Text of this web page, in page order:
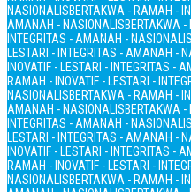
NASIONALISBERTAKWA - RAMAH -
AMANAH - NASIONALISBERTAKWA
INTEGRITAS - AMANAH - NASIONALIS
LESTARI - INTEGRITAS - AMANAH -
INOVATIF - LESTARI - INTEGRITAS -
RAMAH - INOVATIF - LESTARI -
NASIONALISBERTAKWA - RAMAH -
AMANAH - NASIONALISBERTAKWA
INTEGRITAS - AMANAH - NASIONALIS
LESTARI - INTEGRITAS - AMANAH -
INOVATIF - LESTARI - INTEGRITAS -
RAMAH - INOVATIF - LESTARI -
NASIONALISBERTAKWA - RAMAH -